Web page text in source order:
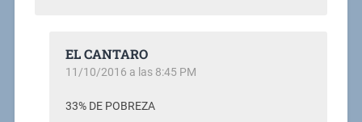
EL CANTARO
11/10/2016 a las 8:45 PM
33% DE POBREZA